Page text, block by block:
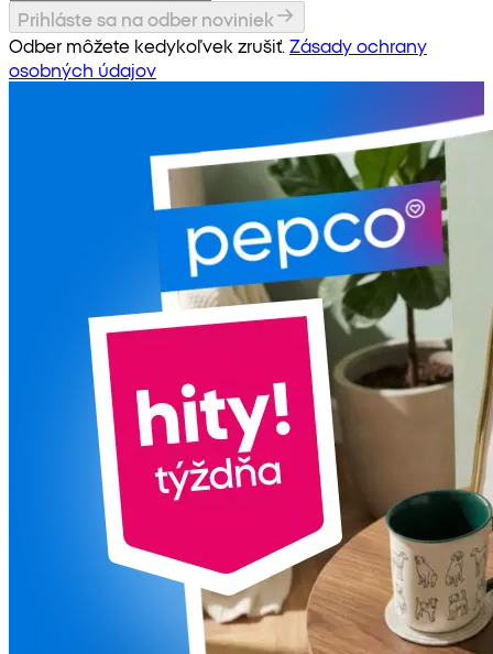
Prihláste sa na odber noviniek
Odber môžete kedykoľvek zrušiť. Zásady ochrany
osobných údajov